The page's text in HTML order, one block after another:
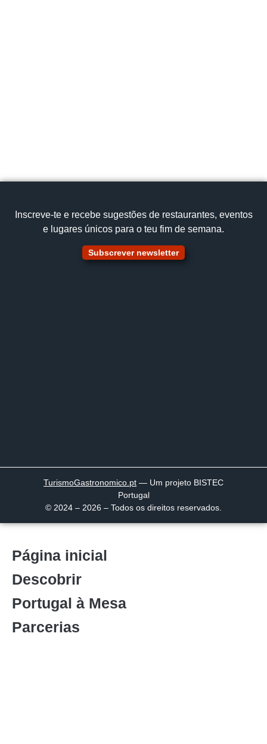
Inscreve‑te e recebe sugestões de restaurantes, eventos
e lugares únicos para o teu fim de semana.
Subscrever newsletter
TurismoGastronomico .pt — Um projeto BISTEC
Portugal
© 2024 – 2026 – Todos os direitos reservados.
Página inicial
Descobrir
Portugal à Mesa
Parcerias